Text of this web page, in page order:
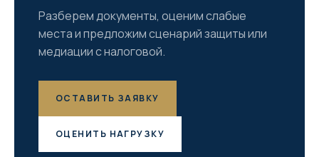
Разберем документы, оценим слабые
места и предложим сценарий защиты или
медиации с налоговой.
ОСТАВИТЬ ЗАЯВКУ
ОЦЕНИТЬ НАГРУЗКУ